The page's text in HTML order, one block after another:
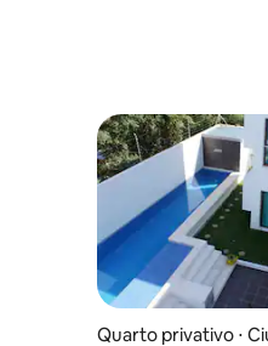
Quarto privativo ⋅